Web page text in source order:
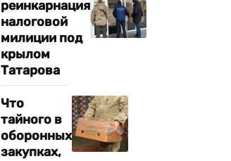
реинкарнация
налоговой
милиции под
крылом
Татарова
Что
тайного в
оборонных
закупках,